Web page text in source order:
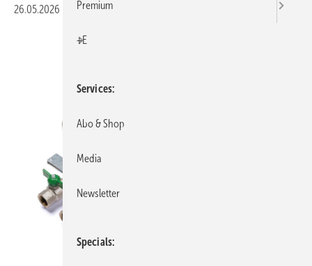
26.05.2026 Veröffentlicht in
Premium
+E
Services
Abo & Shop
Media
Newsletter
Specials